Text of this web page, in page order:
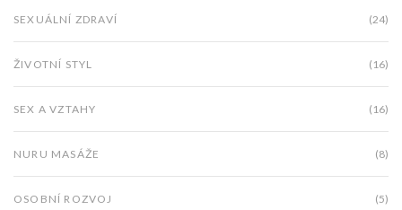
SEXUÁLNÍ ZDRAVÍ (24)
ŽIVOTNÍ STYL (16)
SEX A VZTAHY (16)
NURU MASÁŽE (8)
OSOBNÍ ROZVOJ (5)